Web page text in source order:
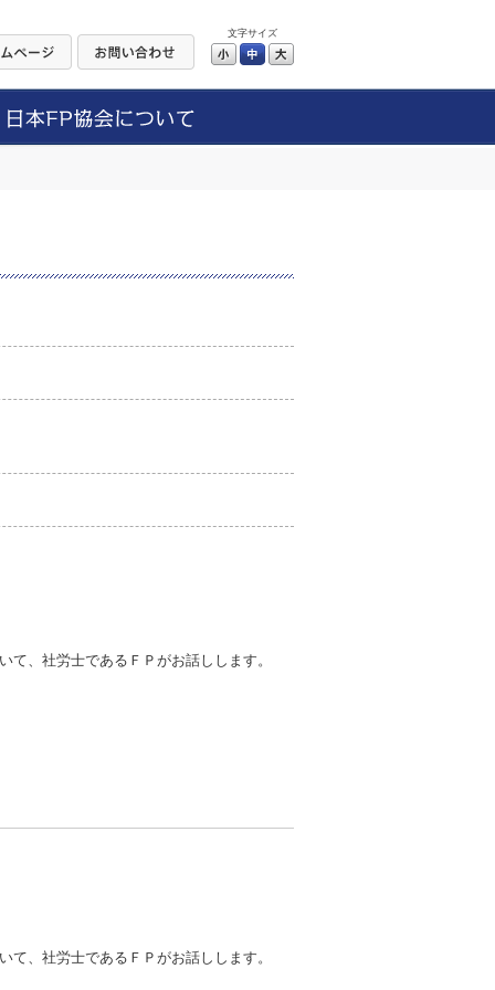
文字サイズ
小 中
、社労士であるＦＰがお話しします。
、社労士であるＦＰがお話しします。